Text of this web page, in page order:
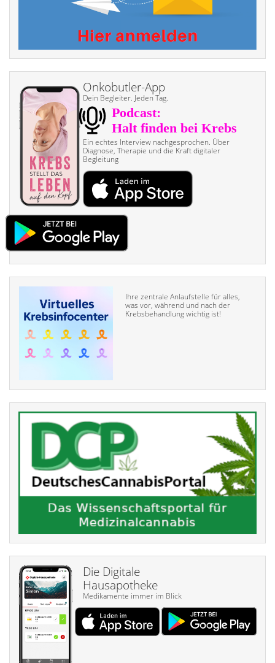
Onkobutler-App
Dein Begleiter. Jeden Tag.
Ein echtes Interview nach­gesprochen. Über
Diagnose, Therapie und die Kraft digitaler
Begleitung
Ihre zentrale Anlaufstelle für alles,
was vor, während und nach der
Krebsbehandlung wichtig ist!
Die Digitale
Hausapotheke
Medikamente immer im Blick